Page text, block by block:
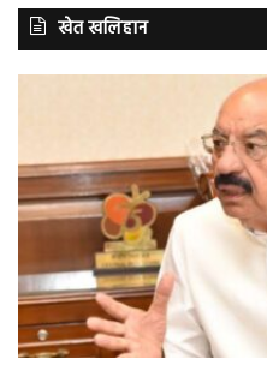
खेत खलिहान